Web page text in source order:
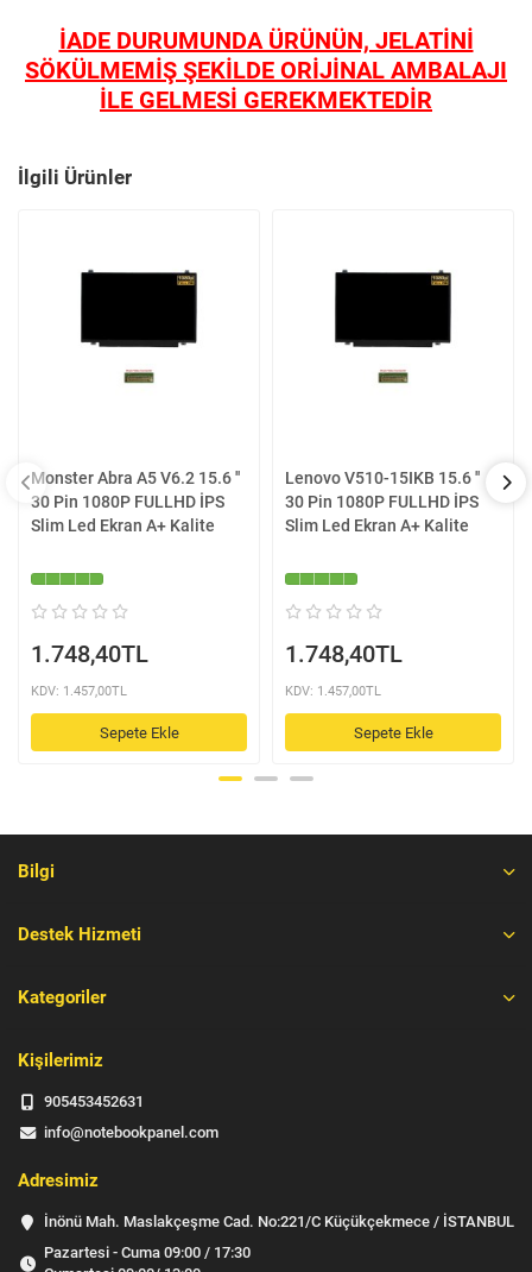
İADE DURUMUNDA ÜRÜNÜN, JELATİNİ
SÖKÜLMEMİŞ ŞEKİLDE ORİJİNAL AMBALAJI
İLE GELMESİ GEREKMEKTEDİR
İlgili Ürünler
Monster Abra A5 V6.2 15.6 ''
30 Pin 1080P FULLHD İPS
Slim Led Ekran A+ Kalite
1.748,40TL
KDV: 1.457,00TL
Sepete Ekle
Lenovo V510-15IKB 15.6 ''
30 Pin 1080P FULLHD İPS
Slim Led Ekran A+ Kalite
1.748,40TL
KDV: 1.457,00TL
Sepete Ekle
Bilgi
Destek Hizmeti
Kategoriler
Kişilerimiz
905453452631
info@notebookpanel.com
Adresimiz
İnönü Mah. Maslakçeşme Cad. No:221/C Küçükçekmece / İSTANBUL
Pazartesi - Cuma 09:00 / 17:30